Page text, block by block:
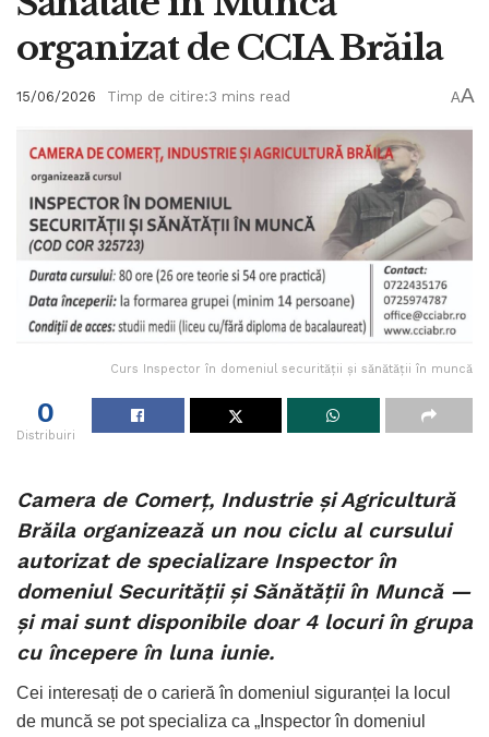
organizat de CCIA Brăila
15/06/2026 Timp de citire:3 mins read AA
Curs Inspector în domeniul securității și sănătății în muncă
0
Distribuiri
Camera de Comerț, Industrie și Agricultură
Brăila organizează un nou ciclu al cursului
autorizat de specializare Inspector în
domeniul Securității și Sănătății în Muncă —
și mai sunt disponibile doar 4 locuri în grupa
cu începere în luna iunie.
Cei interesați de o carieră în domeniul siguranței la locul
de muncă se pot specializa ca „Inspector în domeniul